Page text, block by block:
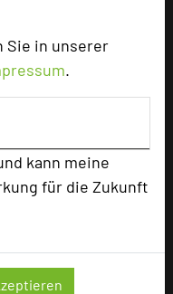
Sie in unserer
.
kann meine
für die Zukunft
akzeptieren
in den